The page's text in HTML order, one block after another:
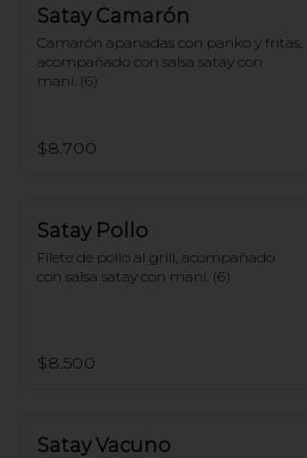
Satay Camarón
Camarón apanadas con panko y fritas,
acompañado con salsa satay con
maní. (6)
$8.700
Satay Pollo
Filete de pollo al grill, acompañado
con salsa satay con maní. (6)
$8.500
Satay Vacuno